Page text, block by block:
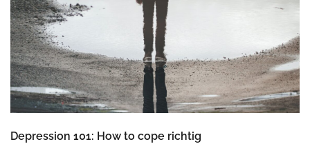
Depression 101: How to cope richtig